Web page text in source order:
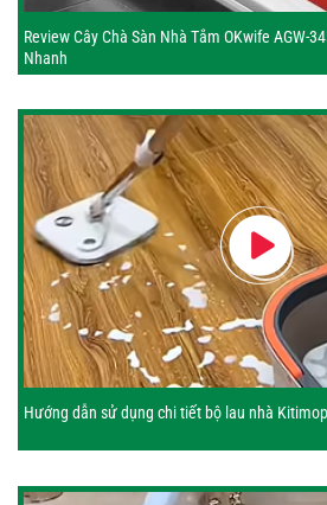
Review Cây Chà Sàn Nhà Tắm OKwife AGW-
Nhanh
Hướng dẫn sử dụng chi tiết bộ lau nhà